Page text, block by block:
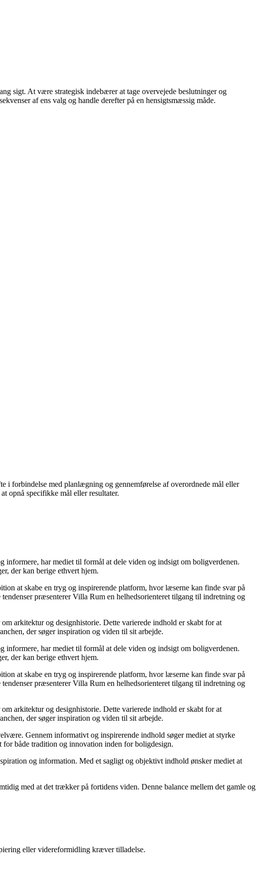
sigt. At være strategisk indebærer at tage overvejede beslutninger og
af ens valg og handle derefter på en hensigtsmæssig måde.
i forbindelse med planlægning og gennemførelse af overordnede mål eller
opnå specifikke mål eller resultater.
informere, har mediet til formål at dele viden og indsigt om boligverdenen.
der kan berige ethvert hjem.
at skabe en tryg og inspirerende platform, hvor læserne kan finde svar på
præsenterer Villa Rum en helhedsorienteret tilgang til indretning og
arkitektur og designhistorie. Dette varierede indhold er skabt for at
der søger inspiration og viden til sit arbejde.
informere, har mediet til formål at dele viden og indsigt om boligverdenen.
der kan berige ethvert hjem.
at skabe en tryg og inspirerende platform, hvor læserne kan finde svar på
præsenterer Villa Rum en helhedsorienteret tilgang til indretning og
arkitektur og designhistorie. Dette varierede indhold er skabt for at
der søger inspiration og viden til sit arbejde.
Gennem informativt og inspirerende indhold søger mediet at styrke
for både tradition og innovation inden for boligdesign.
og information. Med et sagligt og objektivt indhold ønsker mediet at
med at det trækker på fortidens viden. Denne balance mellem det gamle og
eller videreformidling kræver tilladelse.